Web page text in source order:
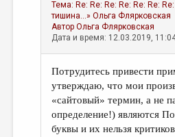
Тема: Re: Re: Re: Re: Re: Re:
тишина...» Ольга Флярковская
АвторОльга Флярковская
Дата и время: 12.03.2019,
Потрудитесь привести
утверждаю, что мои
«сайтовый» термин, а не
определение!) являются
буквы и их нельзя